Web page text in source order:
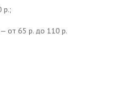
р.;
от 65 р. до 110 р.